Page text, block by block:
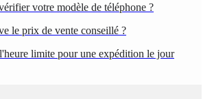
votre modèle de téléphone ?
le prix de vente conseillé ?
limite pour une expédition le jour